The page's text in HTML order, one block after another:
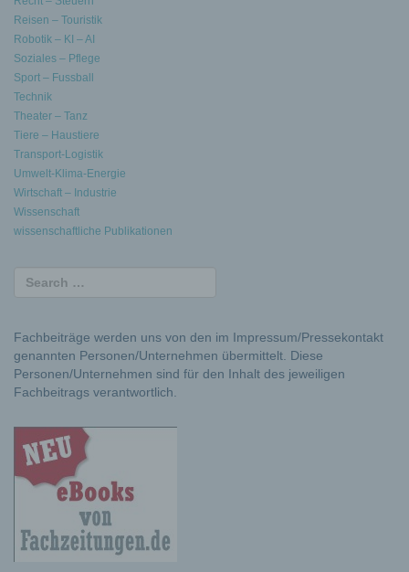
Reisen – Touristik
Robotik – KI – AI
Soziales – Pflege
Sport – Fussball
Technik
Theater – Tanz
Tiere – Haustiere
Transport-Logistik
Umwelt-Klima-Energie
Wirtschaft – Industrie
Wissenschaft
wissenschaftliche Publikationen
Fachbeiträge werden uns von den im Impressum/Pressekontakt
genannten Personen/Unternehmen übermittelt. Diese
Personen/Unternehmen sind für den Inhalt des jeweiligen
Fachbeitrags verantwortlich.